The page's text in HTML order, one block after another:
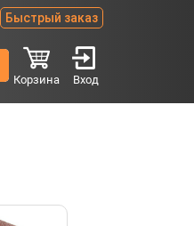
Быстрый заказ
Корзина Вход